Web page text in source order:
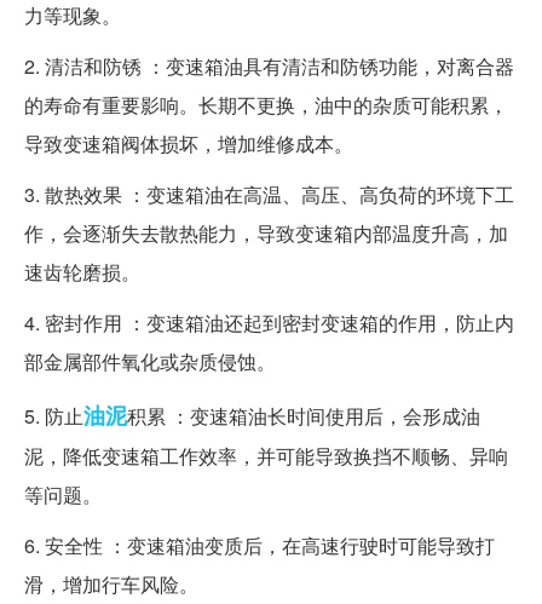
力等现象。
2. 清洁和防锈 ：变速箱油具有清洁和防锈功能，对离合器
的寿命有重要影响。长期不更换，油中的杂质可能积累，
导致变速箱阀体损坏，增加维修成本。
3. 散热效果 ：变速箱油在高温、高压、高负荷的环境下工
作，会逐渐失去散热能力，导致变速箱内部温度升高，加
速齿轮磨损。
4. 密封作用 ：变速箱油还起到密封变速箱的作用，防止内
部金属部件氧化或杂质侵蚀。
5. 防止油泥积累 ：变速箱油长时间使用后，会形成油
泥，降低变速箱工作效率，并可能导致换挡不顺畅、异响
等问题。
6. 安全性 ：变速箱油变质后，在高速行驶时可能导致打
滑，增加行车风险。